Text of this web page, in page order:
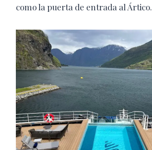
como la puerta de entrada al Ártico.